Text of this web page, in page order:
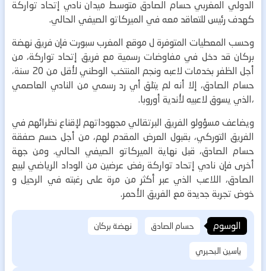
الدولي المغربي حسام الصادق متوسط ميدان نادي إتحاد تواركة
كهدف رئيس للتعاقد معه في الميركاتو الصيفي الحالي.
وحسب المعطيات المتوفرة ل موقع المغرب سبورت فإن فريق نهضة
بركان قد دخل في مفاوضات رسمية مع فريق إتحاد تواركة، من
أجل الظفر بخدمات لاعبه ونجم المنتخب الوطني لأقل من 20 سنة،
حسام الصادق، إلا أنه لم يتلق أي رد رسمي من النادي العاصمي
،الذي يسوق لاعبيه لأندية أوروبا.
ويضاعف مسؤولو الفريق البرتقالي مجهوداتهم لإقناع نظرائهم في
الفريق التوركي، بقبول العرض المقدم لهم، من أجل حسم صفقة
حسام الصادق، قبل نهاية الميركاتو الصيفي الحالي.ومن جهة
أخرى فإن نادي إتحاد تواركة رفض عرضين من الوداد الرياضي لبيع
الصادق، اللاعب الذي عبر أكثر من مرة على رغبته في الرحيل و
خوض تجربة جديدة مع الفريق الأحمر.
الوسوم حسام الصادق
نهضة بركان
ياسين البحيري